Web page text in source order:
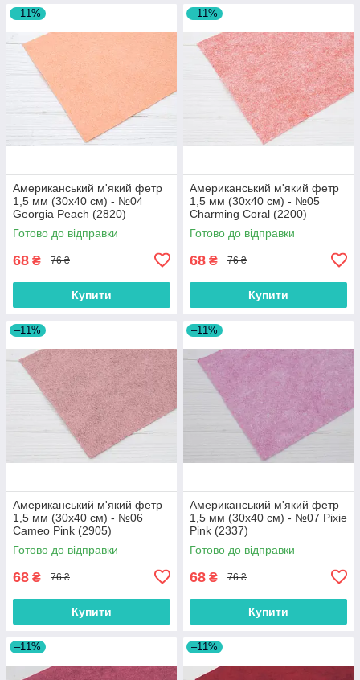
–11%
Американський м'який фетр
1,5 мм (30х40 см) - №04
Georgia Peach (2820)
Готово до відправки
68 ₴ 76 ₴
Купити
–11%
Американський м'який фетр
1,5 мм (30х40 см) - №05
Charming Coral (2200)
Готово до відправки
68 ₴ 76 ₴
Купити
–11%
Американський м'який фетр
1,5 мм (30х40 см) - №06
Cameo Pink (2905)
Готово до відправки
68 ₴ 76 ₴
Купити
–11%
Американський м'який фетр
1,5 мм (30х40 см) - №07 Pixie
Pink (2337)
Готово до відправки
68 ₴ 76 ₴
Купити
–11% –11%